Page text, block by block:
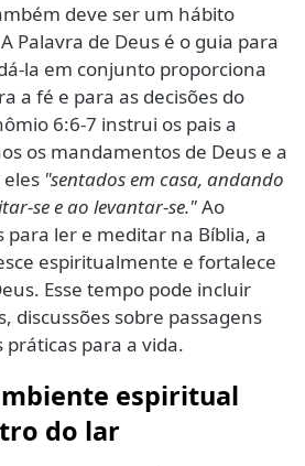
deve ser um hábito
Palavra de Deus é o guia para
la em conjunto proporciona
a fé e para as decisões do
6:6-7 instrui os pais a
os mandamentos de Deus e a
"sentados em casa, andando
se e ao levantar-se."Ao
ler e meditar na Bíblia, a
espiritualmente e fortalece
Esse tempo pode incluir
discussões sobre passagens
práticas para a vida.
espiritual
do lar